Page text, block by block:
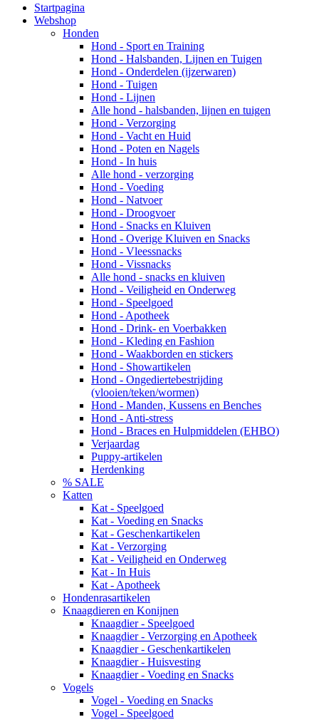
Startpagina
Webshop
Honden
Hond - Sport en Training
Hond - Halsbanden, Lijnen en Tuigen
Hond - Onderdelen (ijzerwaren)
Hond - Tuigen
Hond - Lijnen
Alle hond - halsbanden, lijnen en tuigen
Hond - Verzorging
Hond - Vacht en Huid
Hond - Poten en Nagels
Hond - In huis
Alle hond - verzorging
Hond - Voeding
Hond - Natvoer
Hond - Droogvoer
Hond - Snacks en Kluiven
Hond - Overige Kluiven en Snacks
Hond - Vleessnacks
Hond - Vissnacks
Alle hond - snacks en kluiven
Hond - Veiligheid en Onderweg
Hond - Speelgoed
Hond - Apotheek
Hond - Drink- en Voerbakken
Hond - Kleding en Fashion
Hond - Waakborden en stickers
Hond - Showartikelen
Hond - Ongediertebestrijding
(vlooien/teken/wormen)
Hond - Manden, Kussens en Benches
Hond - Anti-stress
Hond - Braces en Hulpmiddelen (EHBO)
Verjaardag
Puppy-artikelen
Herdenking
% SALE
Katten
Kat - Speelgoed
Kat - Voeding en Snacks
Kat - Geschenkartikelen
Kat - Verzorging
Kat - Veiligheid en Onderweg
Kat - In Huis
Kat - Apotheek
Hondenrasartikelen
Knaagdieren en Konijnen
Knaagdier - Speelgoed
Knaagdier - Verzorging en Apotheek
Knaagdier - Geschenkartikelen
Knaagdier - Huisvesting
Knaagdier - Voeding en Snacks
Vogels
Vogel - Voeding en Snacks
Vogel - Speelgoed